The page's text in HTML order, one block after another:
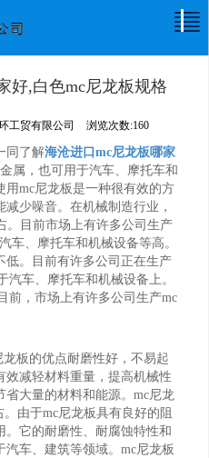
好,白色mc尼龙板规格
工贸有限公司 浏览次数:160
同了解海沧进口mc尼龙板哪家
属，也可用于汽车、摩托车和
mc尼龙板是一种很有效的方
少噪音。在机械制造行业，
。目前市场上有许多公司生产
车、摩托车和机械设备等高。
低。目前有许多公司正在生产
汽车、摩托车和机械设备上。
前，市场上有许多公司生产mc
龙板的优点耐磨性好，不易起
效减轻材料重量，提高机械性
大量的材料和能源。mc尼龙
由于mc尼龙板具有良好的阻
它的耐磨性、耐腐蚀特性和
车、建筑等领域。mc尼龙板